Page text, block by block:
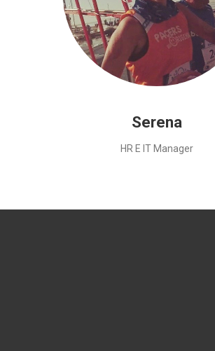
Serena
HR E IT Manager